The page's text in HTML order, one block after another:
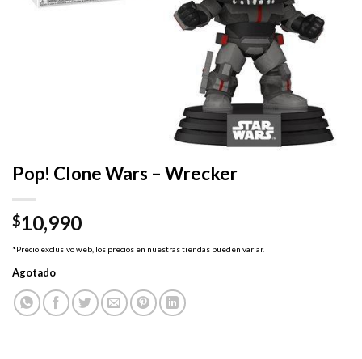
Pop! Clone Wars – Wrecker
$10,990
*Precio exclusivo web, los precios en nuestras tiendas pueden variar.
Agotado